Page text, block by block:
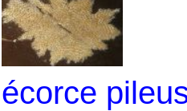
écorce